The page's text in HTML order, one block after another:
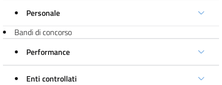
Personale
Bandi di concorso
Performance
Enti controllati